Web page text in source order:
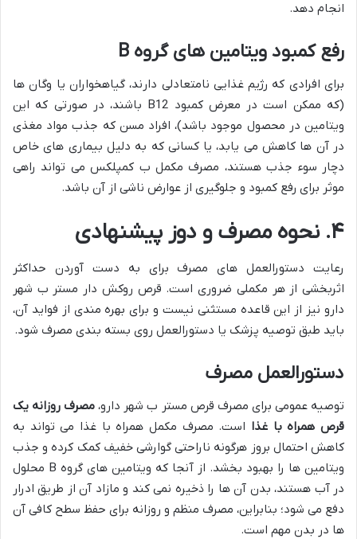
انجام دهد.
رفع کمبود ویتامین های گروه B
برای افرادی که رژیم غذایی نامتعادلی دارند، گیاهخواران یا وگان ها
(که ممکن است در معرض کمبود B12 باشند، در صورتی که این
ویتامین در محصول موجود باشد)، افراد مسن که جذب مواد مغذی
در آن ها کاهش می یابد، یا کسانی که به دلیل بیماری های خاص
دچار سوء جذب هستند، مصرف مکمل ب کمپلکس می تواند راهی
موثر برای رفع کمبود و جلوگیری از عوارض ناشی از آن باشد.
۴. نحوه مصرف و دوز پیشنهادی
رعایت دستورالعمل های مصرف برای به دست آوردن حداکثر
اثربخشی از هر مکملی ضروری است. قرص روکش دار مستر ب شهر
دارو نیز از این قاعده مستثنی نیست و برای بهره مندی از فواید آن،
باید طبق توصیه پزشک یا دستورالعمل روی بسته بندی مصرف شود.
دستورالعمل مصرف
توصیه عمومی برای مصرف قرص مستر ب شهر دارو، مصرف روزانه یک
قرص همراه با غذا است. مصرف مکمل همراه با غذا می تواند به
کاهش احتمال بروز هرگونه ناراحتی گوارشی خفیف کمک کرده و جذب
ویتامین ها را بهبود بخشد. از آنجا که ویتامین های گروه B محلول
در آب هستند، بدن آن ها را ذخیره نمی کند و مازاد آن از طریق ادرار
دفع می شود؛ بنابراین، مصرف منظم و روزانه برای حفظ سطح کافی آن
ها در بدن مهم است.